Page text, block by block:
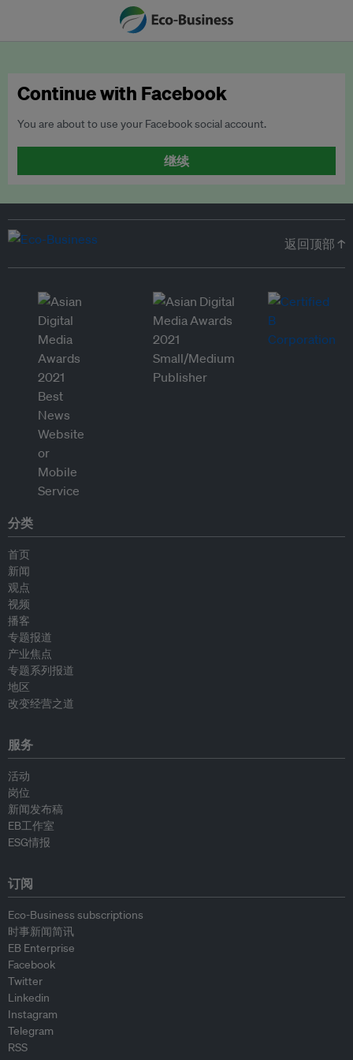
Continue with Facebook
You are about to use your Facebook social account.
继续
返回顶部 ↑
分类
首页
新闻
观点
视频
播客
专题报道
产业焦点
专题系列报道
地区
改变经营之道
服务
活动
岗位
新闻发布稿
EB工作室
ESG情报
订阅
Eco-Business subscriptions
时事新闻简讯
EB Enterprise
Facebook
Twitter
Linkedin
Instagram
Telegram
RSS